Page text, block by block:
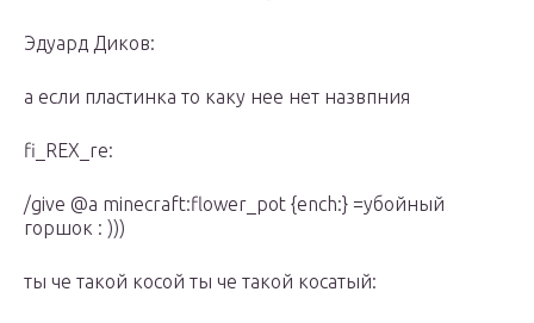
Эдуард Диков:
а если пластинка то каку нее нет назвпния
fi_REX_re:
/give @a minecraft:flower_pot {ench:} =убойный
горшок : )))
ты че такой косой ты че такой косатый: